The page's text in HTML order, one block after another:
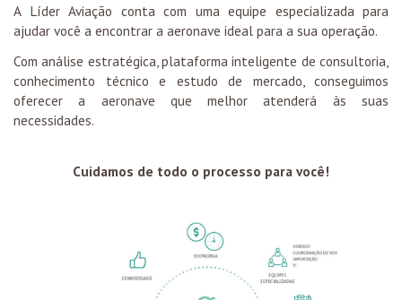
A Líder Aviação conta com uma equipe especializada para
ajudar você a encontrar a aeronave ideal para a sua operação.
Com análise estratégica, plataforma inteligente de consultoria,
conhecimento técnico e estudo de mercado, conseguimos
oferecer a aeronave que melhor atenderá às suas
necessidades.
Cuidamos de todo o processo para você!